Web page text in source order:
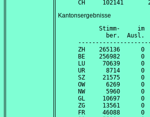
Kantonsergebnisse
Stimm-     im
ber.  Ausl.
ZH    265136      0
BE    256982      0
LU     70639      0
UR      8714      0
SZ     21575      0
OW      6269
NW      5960
GL     10697      0
ZG     13561
FR     46088      0